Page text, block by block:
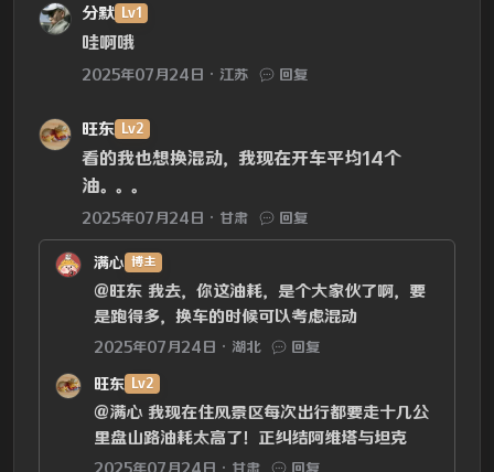
分默 Lv1
哇啊哦
2025年07月24日 江苏 回复
旺东 Lv2
看的我也想换混动，我现在开车平均14个
油。。。
2025年07月24日 甘肃 回复
满心 博主
@旺东 我去，你这油耗，是个大家伙了啊，要
是跑得多，换车的时候可以考虑混动
2025年07月24日 湖北 回复
旺东 Lv2
@满心 我现在住风景区每次出行都要走十几公
里盘山路油耗太高了！正纠结阿维塔与坦克
2025年07月24日 甘肃 回复